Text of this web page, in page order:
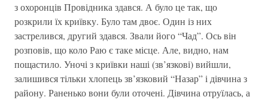
з охоронців Провідника здався. А було це так, що
розкрили їх криївку. Було там двоє. Один із них
застрелився, другий здався. Звали його “Чад”. Ось він
розповів, що коло Раю є таке місце. Але, видно, нам
пощастило. Уночі з криївки наші (зв’язкові) вийшли,
залишився тільки хлопець зв’язковий “Назар” і дівчина з
району. Раненько вони були оточені. Дівчина отруїлась, а